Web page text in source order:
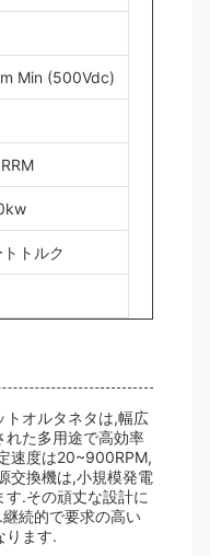
Min (500Vdc)
トルク
トオルタネタは,幅広
れた多用途で高効率
速度は20~900RPM,
交換機は,小規模発電
.その頑丈な設計に
続的で要求の高い
ります.